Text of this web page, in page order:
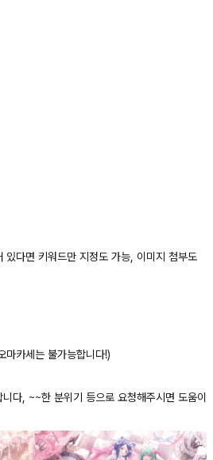
있다면 키워드만 지정도 가능, 이미지 첨부도
마카세는 불가능합니다!)
다, ~~한 분위기 등으로 요청해주시면 도움이